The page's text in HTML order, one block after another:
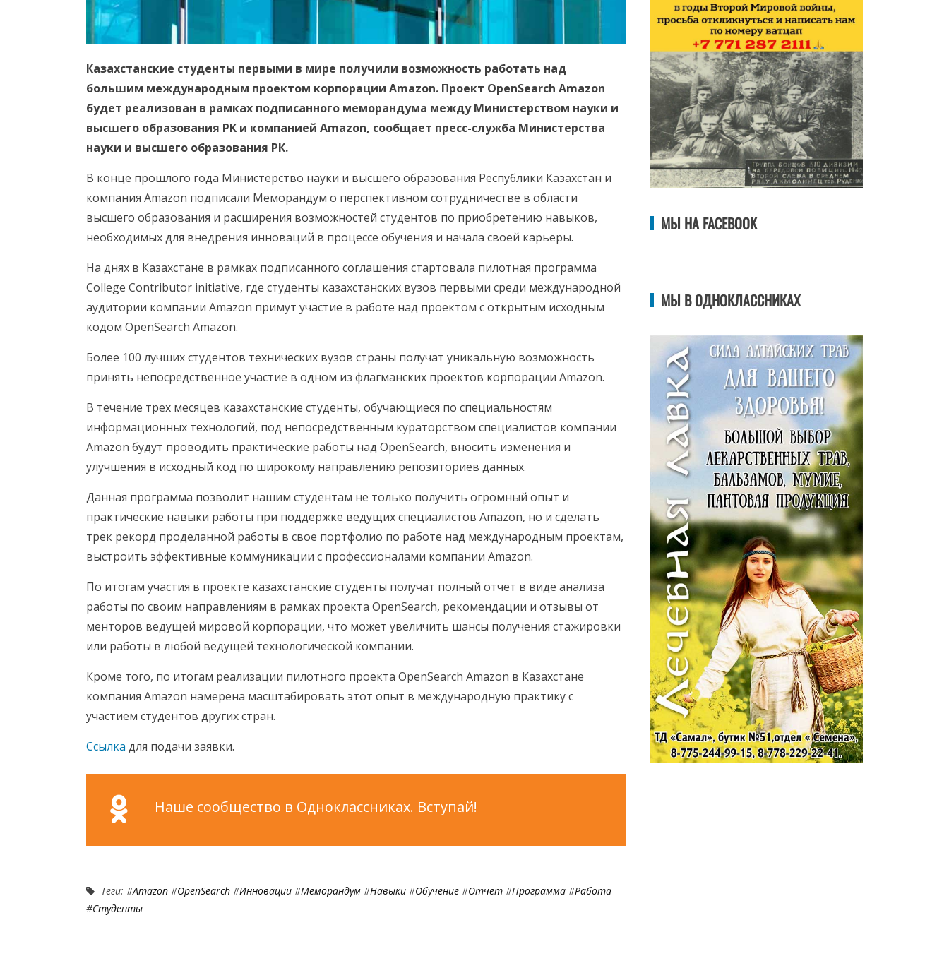
Казахстанские студенты первыми в мире получили возможность работать над
большим международным проектом корпорации Amazon. Проект OpenSearch Amazon
будет реализован в рамках подписанного меморандума между Министерством науки и
высшего образования РК и компанией Amazon, сообщает пресс-служба Министерства
науки и высшего образования РК.
В конце прошлого года Министерство науки и высшего образования Республики Казахстан и
компания Amazon подписали Меморандум о перспективном сотрудничестве в области
высшего образования и расширения возможностей студентов по приобретению навыков,
необходимых для внедрения инноваций в процессе обучения и начала своей карьеры.
На днях в Казахстане в рамках подписанного соглашения стартовала пилотная программа
College Contributor initiative, где студенты казахстанских вузов первыми среди международной
аудитории компании Amazon примут участие в работе над проектом с открытым исходным
кодом OpenSearch Amazon.
Более 100 лучших студентов технических вузов страны получат уникальную возможность
принять непосредственное участие в одном из флагманских проектов корпорации Amazon.
В течение трех месяцев казахстанские студенты, обучающиеся по специальностям
информационных технологий, под непосредственным кураторством специалистов компании
Amazon будут проводить практические работы над OpenSearch, вносить изменения и
улучшения в исходный код по широкому направлению репозиториев данных.
Данная программа позволит нашим студентам не только получить огромный опыт и
практические навыки работы при поддержке ведущих специалистов Amazon, но и сделать
трек рекорд проделанной работы в свое портфолио по работе над международным проектам,
выстроить эффективные коммуникации с профессионалами компании Amazon.
По итогам участия в проекте казахстанские студенты получат полный отчет в виде анализа
работы по своим направлениям в рамках проекта OpenSearch, рекомендации и отзывы от
менторов ведущей мировой корпорации, что может увеличить шансы получения стажировки
или работы в любой ведущей технологической компании.
Кроме того, по итогам реализации пилотного проекта OpenSearch Amazon в Казахстане
компания Amazon намерена масштабировать этот опыт в международную практику с
участием студентов других стран.
Ссылка для подачи заявки.
Наше сообщество в Одноклассниках. Вступай!
Теги: #Amazon #OpenSearch #Инновации #Меморандум #Навыки #Обучение #Отчет #Программа #Работа
#Студенты
МЫ НА FACEBOOK
МЫ В ОДНОКЛАССНИКАХ